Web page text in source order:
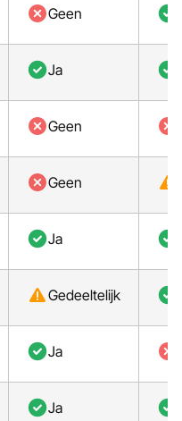
Geen
Ja
Geen
Geen
Ja
Gedeeltelijk
Ja
Ja